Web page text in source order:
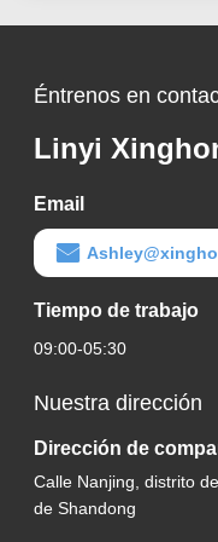
limpieza
Éntrenos en
Linyi
Email
Tiempo de trabajo
09:00-05:30
Nuestra dirección
Dirección de
Calle Nanjing, distrito
de Shandong